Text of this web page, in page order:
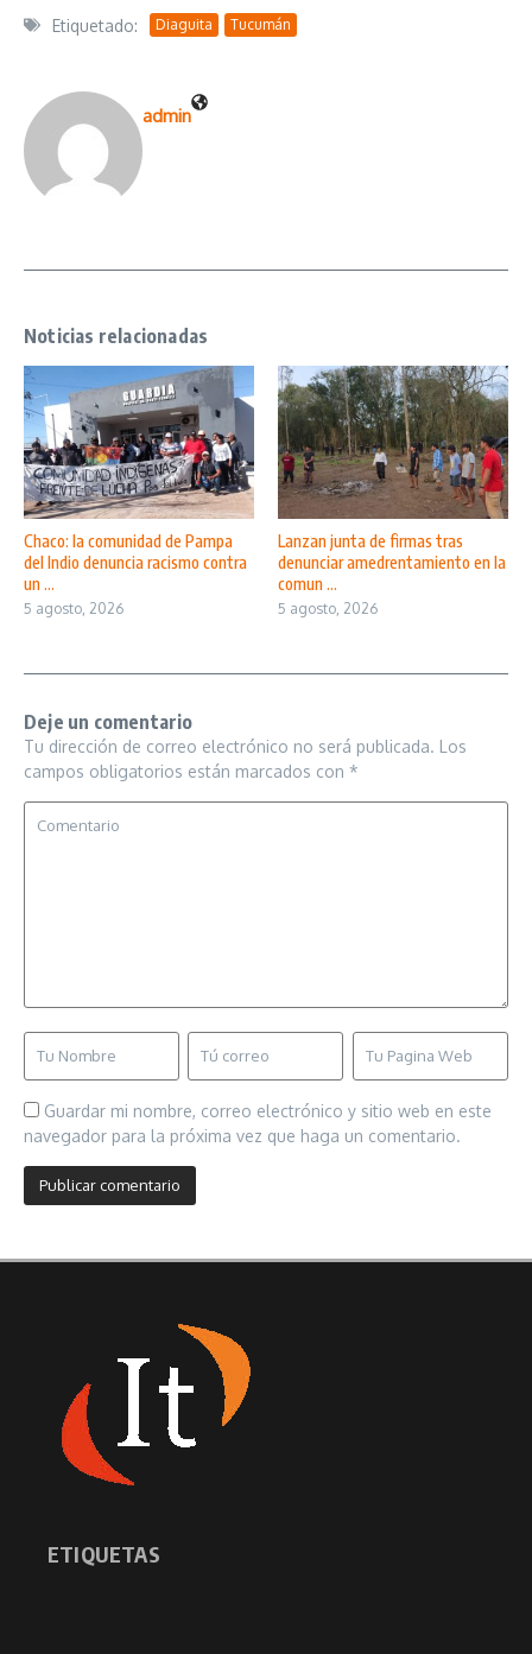
Etiquetado: Diaguita Tucumán
admin
Noticias relacionadas
Chaco: la comunidad de Pampa
del Indio denuncia racismo contra
un ...
5 agosto, 2026
Lanzan junta de firmas tras
denunciar amedrentamiento en la
comun ...
5 agosto, 2026
Deje un comentario
Tu dirección de correo electrónico no será publicada. Los
campos obligatorios están marcados con *
Guardar mi nombre, correo electrónico y sitio web en este
navegador para la próxima vez que haga un comentario.
ETIQUETAS